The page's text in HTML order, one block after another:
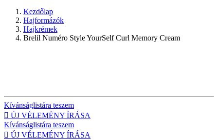
Kezdőlap
Hajformázók
Hajkrémek
Brelil Numéro Style YourSelf Curl Memory Cream
Kívánságlistára teszem
 ÚJ VÉLEMÉNY ÍRÁSA
Kívánságlistára teszem
 ÚJ VÉLEMÉNY ÍRÁSA